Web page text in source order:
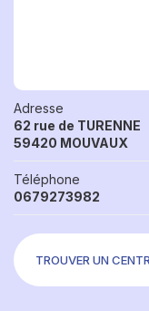
Adresse
62 rue de TURENNE
59420 MOUVAUX
Téléphone
0679273982
TROUVER UN